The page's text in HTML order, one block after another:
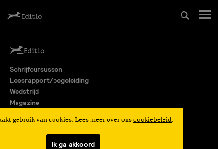
Leesrapport/begeleiding
Wedstrijd
gebruik van cookies. Lees meer over ons cookiebeleid.
Ik ga akkoord
Schrijfcursussen
Leesrapport/begeleiding
Wedstrijd
Magazine